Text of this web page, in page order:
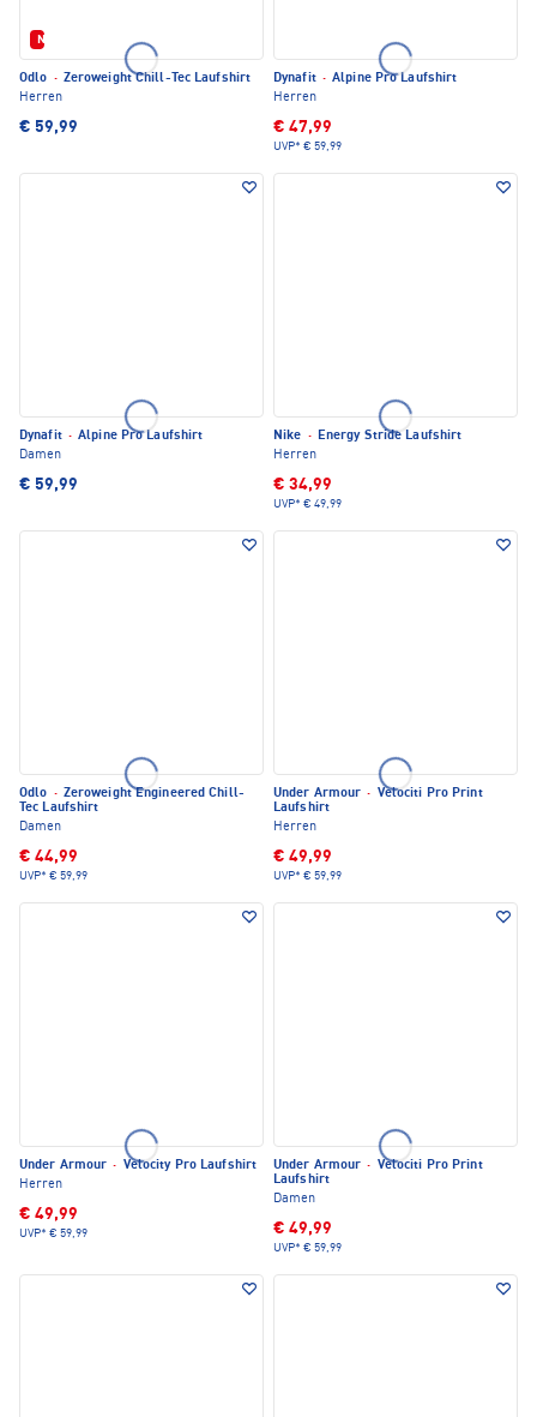
Neu
Odlo · Zeroweight Chill-Tec Laufshirt
Herren
€ 59,99
Dynafit · Alpine Pro Laufshirt
Herren
€ 47,99
UVP* € 59,99
Dynafit · Alpine Pro Laufshirt
Damen
€ 59,99
Nike · Energy Stride Laufshirt
Herren
€ 34,99
UVP* € 49,99
Odlo · Zeroweight Engineered Chill-
Tec Laufshirt
Damen
€ 44,99
UVP* € 59,99
Under Armour · Velociti Pro Print
Laufshirt
Herren
€ 49,99
UVP* € 59,99
Under Armour · Velocity Pro Laufshirt
Herren
€ 49,99
UVP* € 59,99
Under Armour · Velociti Pro Print
Laufshirt
Damen
€ 49,99
UVP* € 59,99